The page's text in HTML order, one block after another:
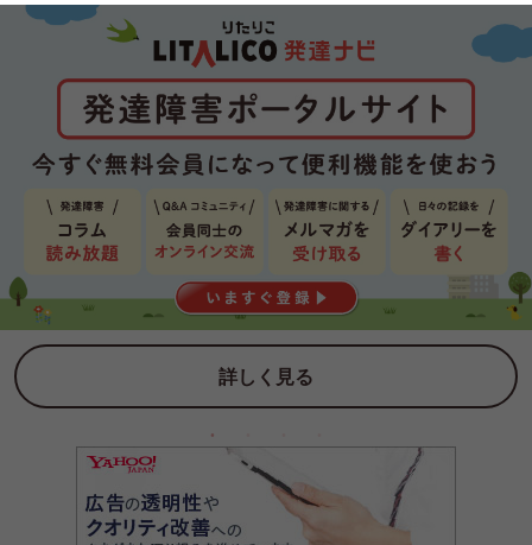
詳しく見る